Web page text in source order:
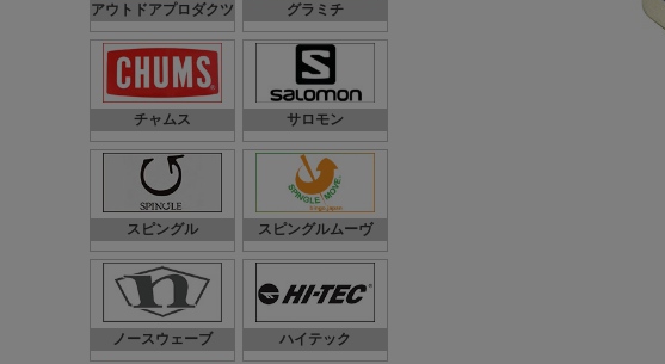
アウトドアプロダクツ グラミチ
チャムス サロモン
スピングル スピングルムーヴ
ノースウェーブ ハイテック